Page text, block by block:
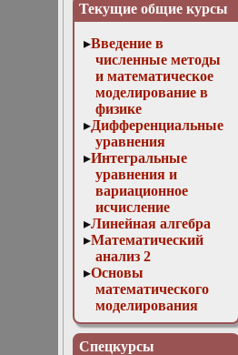
Текущие общие курсы
Введение в
численные методы
и математическое
моделирование в
физике
Дифференциальные
уравнения
Интегральные
уравнения и
вариационное
исчисление
Линейная алгебра
Математический
анализ 2
Основы
математического
моделирования
Численные методы
в физике
Спецкурсы